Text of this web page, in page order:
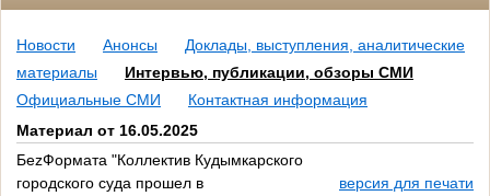
Новости Анонсы
Доклады, выступления, аналитические
материалы
Интервью, публикации, обзоры СМИ
Официальные СМИ
Контактная информация
Материал от 16.05.2025
БеzФормата "Коллектив Кудымкарского
городского суда прошел в
версия для печати